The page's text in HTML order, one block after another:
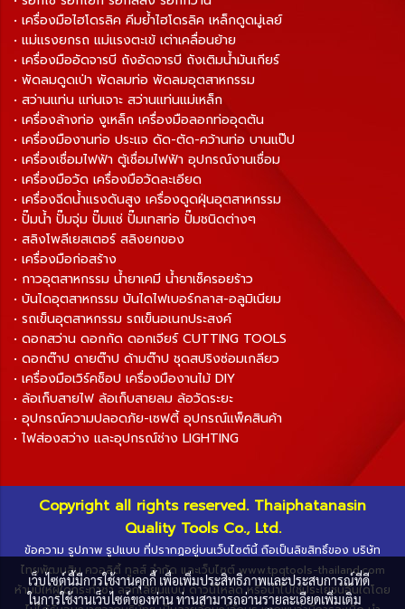
• เครื่องมือไฮโดรลิค คีมย้ำไฮโดรลิค เหล็กดูดมู่เลย์
• แม่แรงยกรถ แม่แรงตะเข้ เต่าเคลื่อนย้าย
• เครื่องมืออัดจารบี ถังอัดจารบี ถังเติมน้ำมันเกียร์
• พัดลมดูดเป่า พัดลมท่อ พัดลมอุตสาหกรรม
• สว่านแท่น แท่นเจาะ สว่านแท่นแม่เหล็ก
• เครื่องล้างท่อ งูเหล็ก เครื่องมือลอกท่ออุดตัน
• เครื่องมืองานท่อ ประแจ ดัด-ตัด-คว้านท่อ บานแป๊ป
• เครื่องเชื่อมไฟฟ้า ตู้เชื่อมไฟฟ้า อุปกรณ์งานเชื่อม
• เครื่องมือวัด เครื่องมือวัดละเอียด
• เครื่องฉีดน้ำแรงดันสูง เครื่องดูดฝุ่นอุตสาหกรรม
• ปั๊มน้ำ ปั๊มจุ่ม ปั๊มแช่ ปั๊มเทสท่อ ปั๊มชนิดต่างๆ
• สลิงโพลีเยสเตอร์ สลิงยกของ
• เครื่องมือก่อสร้าง
• กาวอุตสาหกรรม น้ำยาเคมี น้ำยาเช็ครอยร้าว
• บันไดอุตสาหกรรม บันไดไฟเบอร์กลาส-อลูมิเนียม
• รถเข็นอุตสาหกรรม รถเข็นอเนกประสงค์
• ดอกสว่าน ดอกกัด ดอกเจียร์ CUTTING TOOLS
• ดอกต๊าป ดายต๊าป ด้ามต๊าป ชุดสปริงซ่อมเกลียว
• เครื่องมือเวิร์คช็อป เครื่องมืองานไม้ DIY
• ล้อเก็บสายไฟ ล้อเก็บสายลม ล้อวัดระยะ
• อุปกรณ์ความปลอดภัย-เซฟตี้ อุปกรณ์แพ็คสินค้า
• ไฟส่องสว่าง และอุปกรณ์ช่าง LIGHTING
Copyright all rights reserved. Thaiphatanasin
Quality Tools Co., Ltd.
ข้อความ รูปภาพ รูปแบบ ที่ปรากฏอยู่บนเว็บไซต์นี้ ถือเป็นลิขสิทธิ์ของ บริษัท
ไทยพัฒนสิน ควอลิตี้ ทูลส์ จำกัด และเว็บไซต์ www.tpqtools-thailand.com
ห้ามมิให้ผู้ใดกระทำซ้ำ ลอกเลียนแบบ ดาวน์โหลด หรือนำไปใช้ประโยชน์อื่นใดโดย
เว็บไซต์นี้มีการใช้งานคุกกี้ เพื่อเพิ่มประสิทธิภาพและประสบการณ์ที่ดี
ในการใช้งานเว็บไซต์ของท่าน ท่านสามารถอ่านรายละเอียดเพิ่มเติม